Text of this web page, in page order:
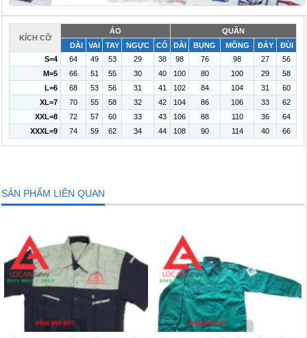
KÍCH CỠ
ÁO
QUẦN
DÀI
VAI TAY NGỰC CỔ DÀI BỤNG MÔNG ĐÁY
ĐÙI
S=4
64 49 53 29 38 98 76 98 27
56
M=5
66 51 55 30 40 100 80 100 29
58
L=6
68 53 56 31 41 102 84 104 31
60
XL=7
70 55 58 32 42 104 86 106 33
62
XXL=8
72 57 60 33 43 106 88 110 36
64
XXXL=9
74 59 62 34 44 108 90 114 40 66
SẢN PHẨM LIÊN QUAN